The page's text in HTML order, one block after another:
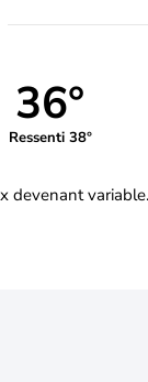
36°
Ressenti 38°
devenant variable.